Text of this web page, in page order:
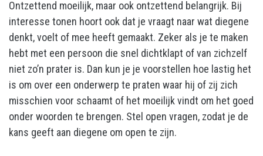
Ontzettend moeilijk, maar ook ontzettend belangrijk. Bij
interesse tonen hoort ook dat je vraagt naar wat diegene
denkt, voelt of mee heeft gemaakt. Zeker als je te maken
hebt met een persoon die snel dichtklapt of van zichzelf
niet zo’n prater is. Dan kun je je voorstellen hoe lastig het
is om over een onderwerp te praten waar hij of zij zich
misschien voor schaamt of het moeilijk vindt om het goed
onder woorden te brengen. Stel open vragen, zodat je de
kans geeft aan diegene om open te zijn.